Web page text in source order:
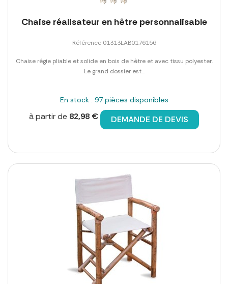
Chaise réalisateur en hêtre personnalisable
Référence 01313LAB0176156
Chaise régie pliable et solide en bois de hêtre et avec tissu polyester.
Le grand dossier est...
En stock : 97 pièces disponibles
à partir de 82,98 € DEMANDE DE DEVIS